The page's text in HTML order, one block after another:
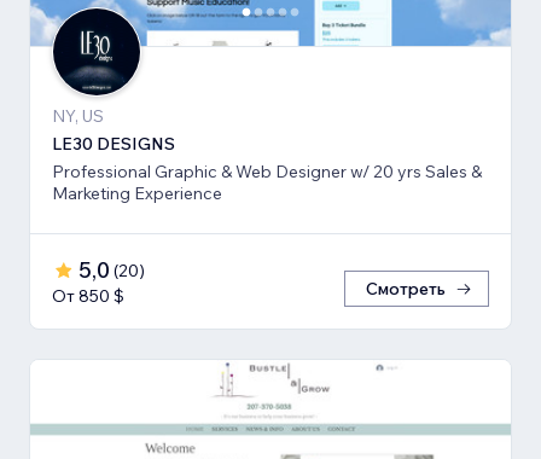
NY, US
LE30 DESIGNS
Professional Graphic & Web Designer w/ 20 yrs Sales &
Marketing Experience
5,0 (20)
От 850 $
Смотреть